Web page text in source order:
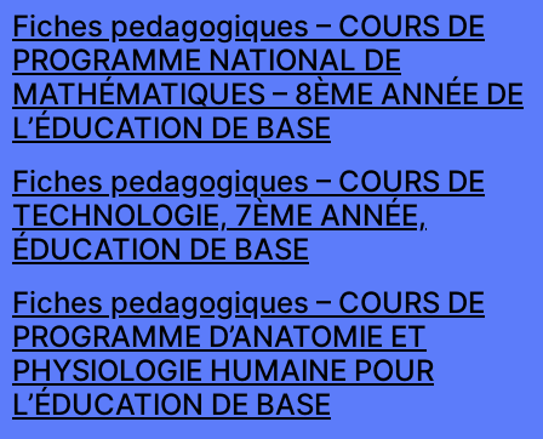
Fiches pedagogiques – COURS DE
PROGRAMME NATIONAL DE
MATHÉMATIQUES – 8ÈME ANNÉE DE
L’ÉDUCATION DE BASE
Fiches pedagogiques – COURS DE
TECHNOLOGIE, 7ÈME ANNÉE,
ÉDUCATION DE BASE
Fiches pedagogiques – COURS DE
PROGRAMME D’ANATOMIE ET
PHYSIOLOGIE HUMAINE POUR
L’ÉDUCATION DE BASE